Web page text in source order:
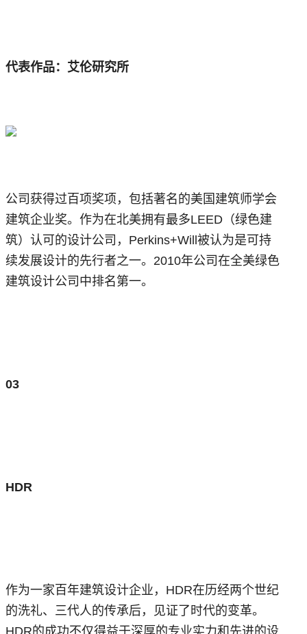
代表作品：艾伦研究所
公司获得过百项奖项，包括著名的美国建筑师学会
建筑企业奖。作为在北美拥有最多LEED（绿色建
筑）认可的设计公司，Perkins+Will被认为是可持
续发展设计的先行者之一。2010年公司在全美绿色
建筑设计公司中排名第一。
03
HDR
作为一家百年建筑设计企业，HDR在历经两个世纪
的洗礼、三代人的传承后，见证了时代的变革。
HDR的成功不仅得益于深厚的专业实力和先进的设